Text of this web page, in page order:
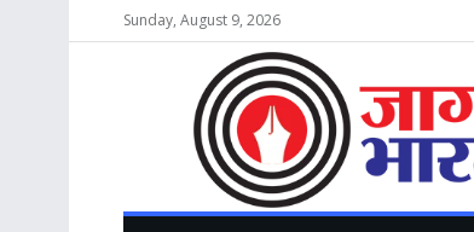
Sunday, August 9, 2026